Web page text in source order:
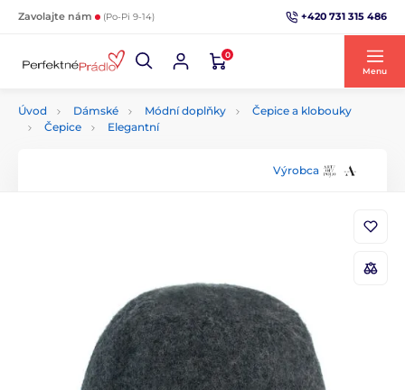
Zavolajte nám (Po-Pi 9-14) +420 731 315 486
0
Menu
Úvod Dámské Módní doplňky
Čepice a klobouky
Čepice
Elegantní
Výrobca